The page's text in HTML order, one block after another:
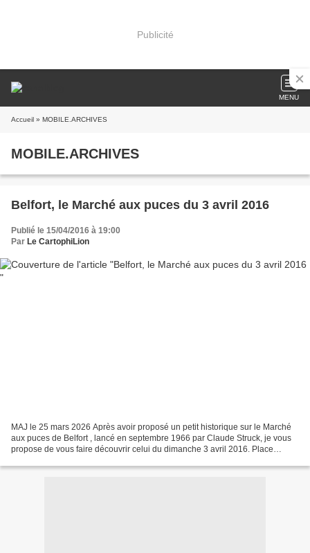
Publicité
MENU
Accueil » MOBILE.ARCHIVES
MOBILE.ARCHIVES
Belfort, le Marché aux puces du 3 avril 2016
Publié le 15/04/2016 à 19:00
Par Le CartophiLion
MAJ le 25 mars 2026 Après avoir proposé un petit historique sur le Marché
aux puces de Belfort , lancé en septembre 1966 par Claude Struck, je vous
propose de vous faire découvrir celui du dimanche 3 avril 2016. Place